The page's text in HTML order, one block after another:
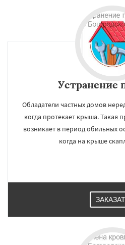
Работаем по
регионам
Большие Вяземы Быково
Деденево Жилево
Лотошино Малаховка
Нахабино
Решетниково
Свердловск Северный Софрино
Фряново
Устранение
Обладатели частных домов
когда протекает крыша. Такая
возникает в период обильных
когда на крыше
УЗНАТЬ